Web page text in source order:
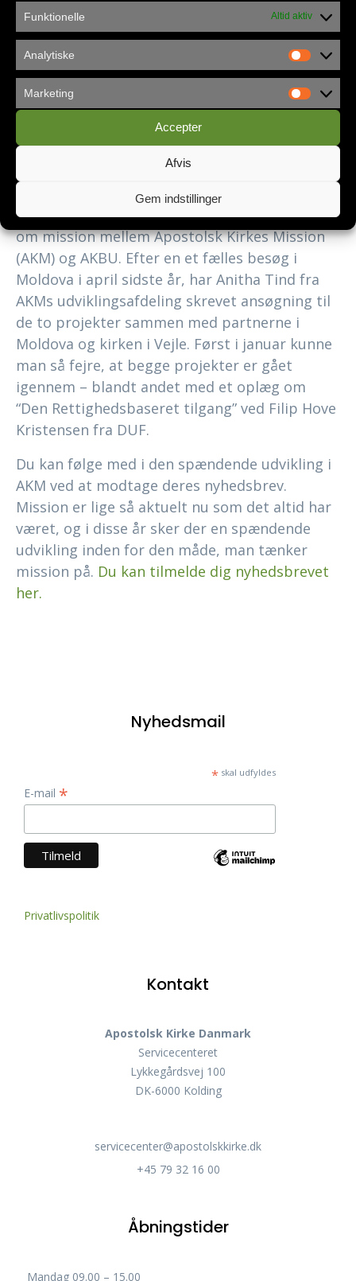
Funktionelle Altid aktiv
Analytiske
Marketing
Accepter
Afvis
Gem indstillinger
DMR-U har givet 200.000 kr. til et projekt i
Moldova, hvor Charlotte og Johannes Pedersen
driver et socialt arbejde blandt piger, der er i
risiko for traficking. DUF har givet 160.000 kr.
til et projekt igangsat af Apostolsk Kirkes Børn
og Unge (AKBU) til opstart af en kristen B&U-
organisation i Moldova, hvor unge fra Vejle
være med i processen.
Projekterne er et resultat af et nyt samarbejde
om mission mellem Apostolsk Kirkes Mission
(AKM) og AKBU. Efter en et fælles besøg i
Moldova i april sidste år, har Anitha Tind fra
AKMs udviklingsafdeling skrevet ansøgning til
de to projekter sammen med partnerne i
Moldova og kirken i Vejle. Først i januar kunne
man så fejre, at begge projekter er gået
igennem – blandt andet med et oplæg om
“Den Rettighedsbaseret tilgang” ved Filip Hove
Kristensen fra DUF.
Du kan følge med i den spændende udvikling i
AKM ved at modtage deres nyhedsbrev.
Mission er lige så aktuelt nu som det altid har
været, og i disse år sker der en spændende
udvikling inden for den måde, man tænker
mission på. Du kan tilmelde dig nyhedsbrevet
her.
Nyhedsmail
*skal udfyldes
E-mail *
Privatlivspolitik
Kontakt
Apostolsk Kirke Danmark
Servicecenteret
Lykkegårdsvej 100
DK-6000 Kolding
servicecenter@apostolskkirke.dk
+45 79 32 16 00
Åbningstider
Mandag 09.00 – 15.00